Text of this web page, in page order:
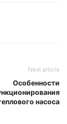
Next article
Особенности
насоса